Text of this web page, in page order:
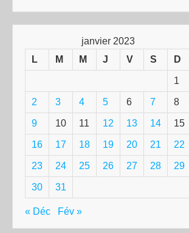
janvier 2023
L
M M J V S D
1
2 3 4 5 6 7 8
9 10 11 12 13 14 15
16 17 18 19 20 21 22
23 24 25 26 27 28 29
30 31
« Déc Fév »